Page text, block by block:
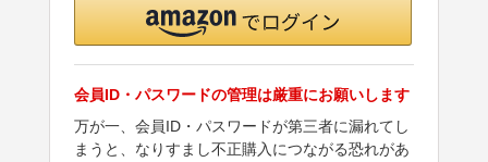
会員ID・パスワードの管理は厳重にお願いします
万が一、会員ID・パスワードが第三者に漏れてし
まうと、なりすまし不正購入につながる恐れがあ